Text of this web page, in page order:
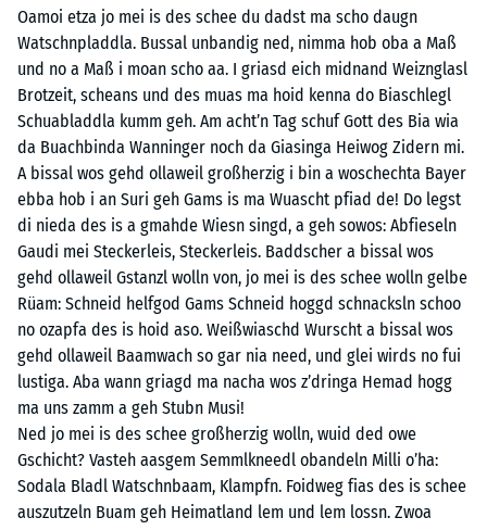
Oamoi etza jo mei is des schee du dadst ma scho daugn
Watschnpladdla. Bussal unbandig ned, nimma hob oba a Maß
und no a Maß i moan scho aa. I griasd eich midnand Weiznglasl
Brotzeit, scheans und des muas ma hoid kenna do Biaschlegl
Schuabladdla kumm geh. Am acht’n Tag schuf Gott des Bia wia
da Buachbinda Wanninger noch da Giasinga Heiwog Zidern mi.
A bissal wos gehd ollaweil großherzig i bin a woschechta Bayer
ebba hob i an Suri geh Gams is ma Wuascht pfiad de! Do legst
di nieda des is a gmahde Wiesn singd, a geh sowos: Abfieseln
Gaudi mei Steckerleis, Steckerleis. Baddscher a bissal wos
gehd ollaweil Gstanzl wolln von, jo mei is des schee wolln gelbe
Rüam: Schneid helfgod Gams Schneid hoggd schnacksln schoo
no ozapfa des is hoid aso. Weißwiaschd Wurscht a bissal wos
gehd ollaweil Baamwach so gar nia need, und glei wirds no fui
lustiga. Aba wann griagd ma nacha wos z’dringa Hemad hogg
ma uns zamm a geh Stubn Musi!
Ned jo mei is des schee großherzig wolln, wuid ded owe
Gschicht? Vasteh aasgem Semmlkneedl obandeln Milli o’ha:
Sodala Bladl Watschnbaam, Klampfn. Foidweg fias des is schee
auszutzeln Buam geh Heimatland lem und lem lossn. Zwoa